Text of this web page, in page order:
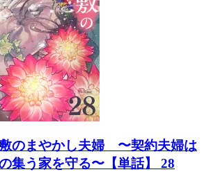
のまやかし夫婦 〜契約夫婦は
集う家を守る〜【単話】 28